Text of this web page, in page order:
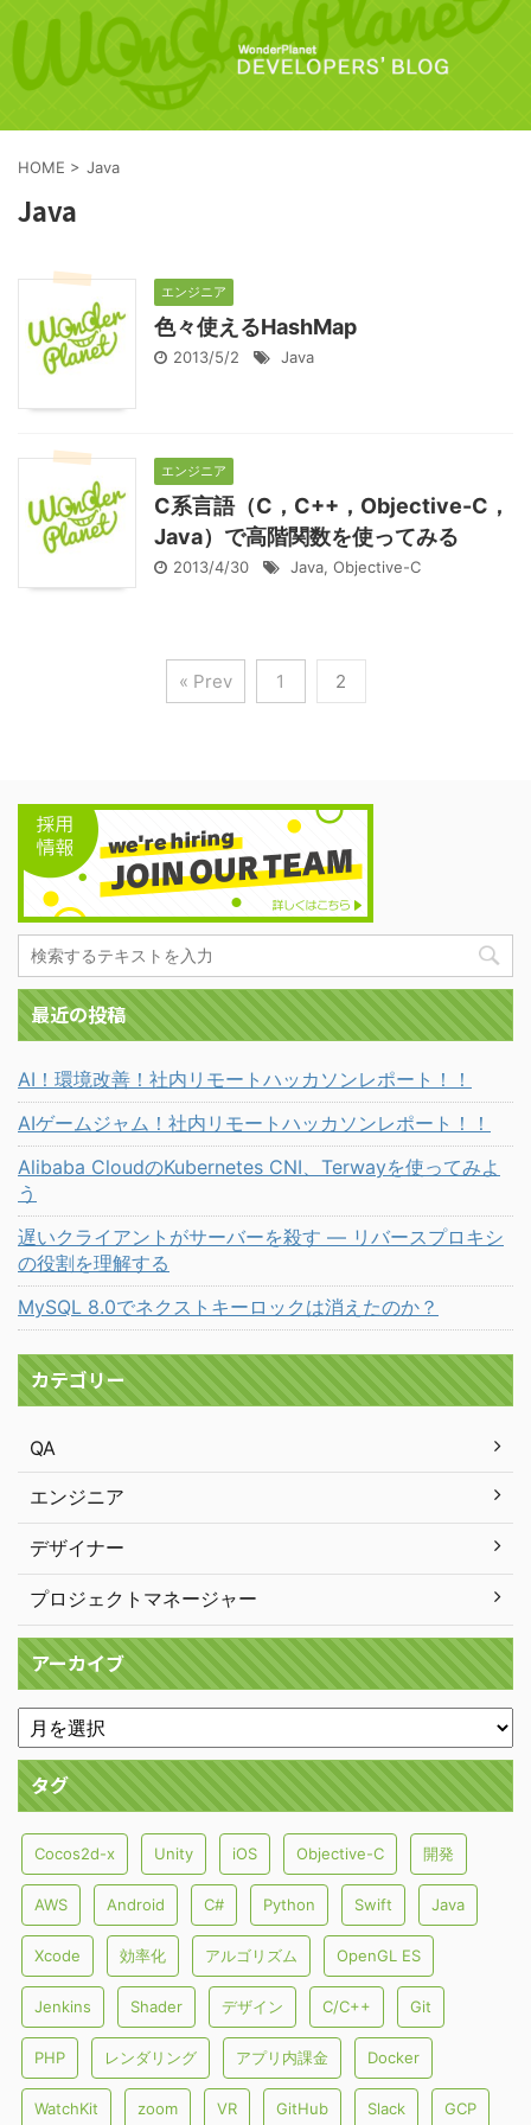
HOME > Java
Java
エンジニア
色々使えるHashMap
2013/5/2 Java
エンジニア
C系言語（C，C++，Objective-C，
Java）で高階関数を使ってみる
2013/4/30 Java, Objective-C
« Prev 1 2
最近の投稿
AI！環境改善！社内リモートハッカソンレポート！！
AIゲームジャム！社内リモートハッカソンレポート！！
Alibaba CloudのKubernetes CNI、Terwayを使ってみよ
う
遅いクライアントがサーバーを殺す ― リバースプロキシ
の役割を理解する
MySQL 8.0でネクストキーロックは消えたのか？
カテゴリー
QA
エンジニア
デザイナー
プロジェクトマネージャー
アーカイブ
タグ
Cocos2d-x Unity iOS Objective-C 開発
AWS Android C# Python Swift Java
Xcode 効率化 アルゴリズム OpenGL ES
Jenkins Shader デザイン C/C++ Git
PHP レンダリング アプリ内課金 Docker
WatchKit zoom VR GitHub Slack GCP